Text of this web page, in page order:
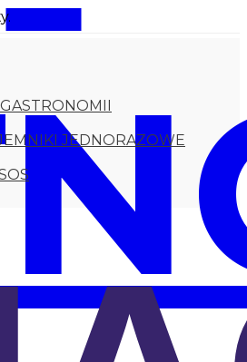
JEDNORAZOWE